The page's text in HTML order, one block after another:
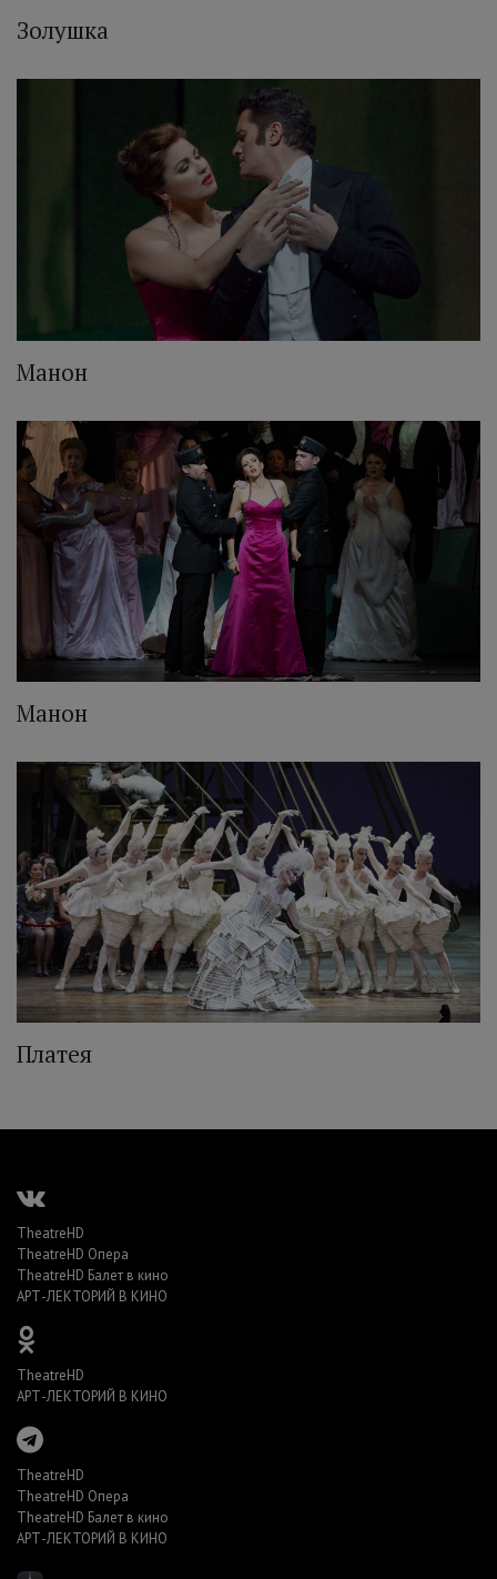
Золушка
Манон
Манон
Платея
TheatreHD
TheatreHD Опера
TheatreHD Балет в кино
АРТ-ЛЕКТОРИЙ В КИНО
TheatreHD
АРТ-ЛЕКТОРИЙ В КИНО
TheatreHD
TheatreHD Опера
TheatreHD Балет в кино
АРТ-ЛЕКТОРИЙ В КИНО